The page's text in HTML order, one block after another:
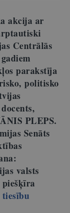
akcija ar
Centrālās
parakstīja
politisko
PLEPS.
Senāts
valsts